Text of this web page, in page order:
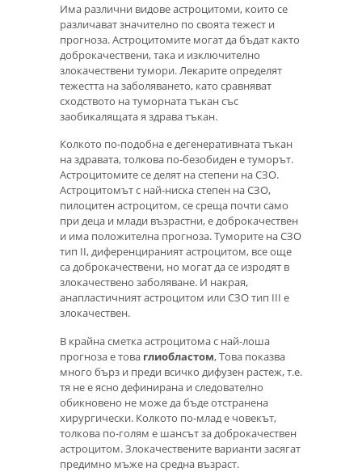
Има различни видове астроцитоми, които се
различават значително по своята тежест и
прогноза. Астроцитомите могат да бъдат както
доброкачествени, така и изключително
злокачествени тумори. Лекарите определят
тежестта на заболяването, като сравняват
сходството на туморната тъкан със
заобикалящата я здрава тъкан.
Колкото по-подобна е дегенеративната тъкан
на здравата, толкова по-безобиден е туморът.
Астроцитомите се делят на степени на СЗО.
Астроцитомът с най-ниска степен на СЗО,
пилоцитен астроцитом, се среща почти само
при деца и млади възрастни, е доброкачествен
и има положителна прогноза. Туморите на СЗО
тип II, диференцираният астроцитом, все още
са доброкачествени, но могат да се изродят в
злокачествено заболяване. И накрая,
анапластичният астроцитом или СЗО тип III е
злокачествен.
В крайна сметка астроцитома с най-лоша
прогноза е това глиобластом, Това показва
много бърз и преди всичко дифузен растеж, т.е.
тя не е ясно дефинирана и следователно
обикновено не може да бъде отстранена
хирургически. Колкото по-млад е човекът,
толкова по-голям е шансът за доброкачествен
астроцитом. Злокачествените варианти засягат
предимно мъже на средна възраст.